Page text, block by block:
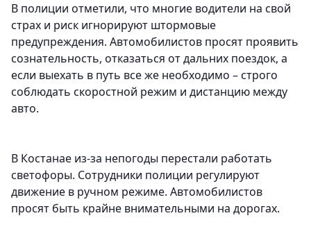
В полиции отметили, что многие водители на свой
страх и риск игнорируют штормовые
предупреждения. Автомобилистов просят проявить
сознательность, отказаться от дальних поездок, а
если выехать в путь все же необходимо – строго
соблюдать скоростной режим и дистанцию между
авто.
В Костанае из-за непогоды перестали работать
светофоры. Сотрудники полиции регулируют
движение в ручном режиме. Автомобилистов
просят быть крайне внимательными на дорогах.